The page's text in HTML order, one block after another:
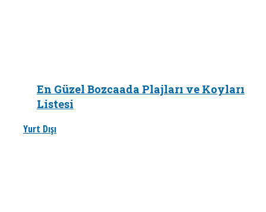
En Güzel Bozcaada Plajları ve Koyları
Listesi
Yurt Dışı